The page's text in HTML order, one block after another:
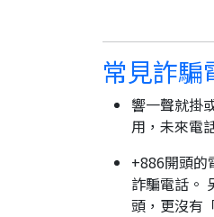
常見詐騙
響一聲就掛
用，未來電
+886開頭的
詐騙電話。
頭，更沒有